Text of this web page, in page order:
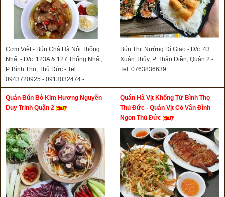
Cơm Việt - Bún Chả Hà Nội Thống
Nhất - Đ/c: 123A & 127 Thống Nhất,
P. Bình Thọ, Thủ Đức - Tel:
0943720925 - 0913032474 -
0898868939- 0816681166
Bún Thịt Nướng Dì Giao - Đ/c: 43
Xuân Thủy, P. Thảo Điền, Quận 2 -
Tel: 0763836639
Quán Bún Bò Kim Hương Nguyễn
Duy Trinh Quận 2
Quán Hà Vịt Khổng Tử Bình Thọ
Thủ Đức - Quán Vịt Cỏ Vân Đình
Ngon Thủ Đức